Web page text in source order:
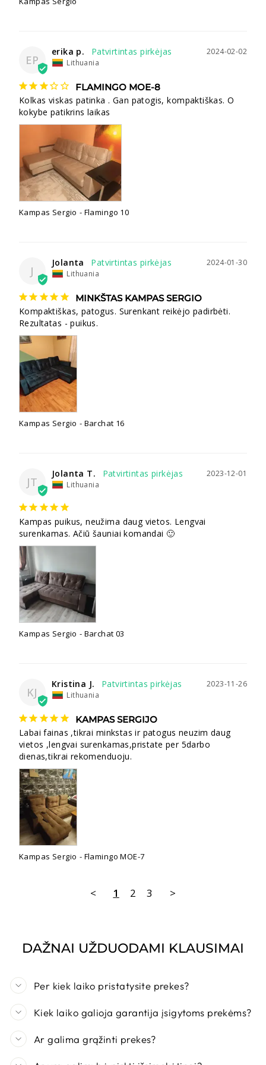
EP
2024-02-02
erika p.
Lithuania
FLAMINGO MOE-8
Kolkas viskas patinka . Gan patogis, kompaktiškas. O
kokybe patikrins laikas
Kampas Sergio Flamingo 10
J
2024-01-30
Jolanta
Lithuania
MINKŠTAS KAMPAS SERGIO
Kompaktiškas, patogus. Surenkant reikėjo padirbėti.
Rezultatas - puikus.
Kampas Sergio Barchat 16
JT
2023-12-01
Jolanta T.
Lithuania
Kampas puikus, neužima daug vietos. Lengvai
surenkamas. Ačiū šauniai komandai 🙂
Kampas Sergio Barchat 03
KJ
2023-11-26
Kristina J.
Lithuania
KAMPAS SERGIJO
Labai fainas ,tikrai minkstas ir patogus neuzim daug
vietos ,lengvai surenkamas,pristate per 5darbo
dienas,tikrai rekomenduoju.
Kampas Sergio Flamingo MOE-7
< 1 2 3 >
DAŽNAI UŽDUODAMI KLAUSIMAI
Per kiek laiko pristatysite prekes?
Kiek laiko galioja garantija įsigytoms prekėms?
Ar galima grąžinti prekes?